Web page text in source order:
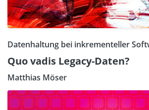
Datenhaltung bei inkrementeller
Quo vadis Legacy-Daten?
Matthias Möser